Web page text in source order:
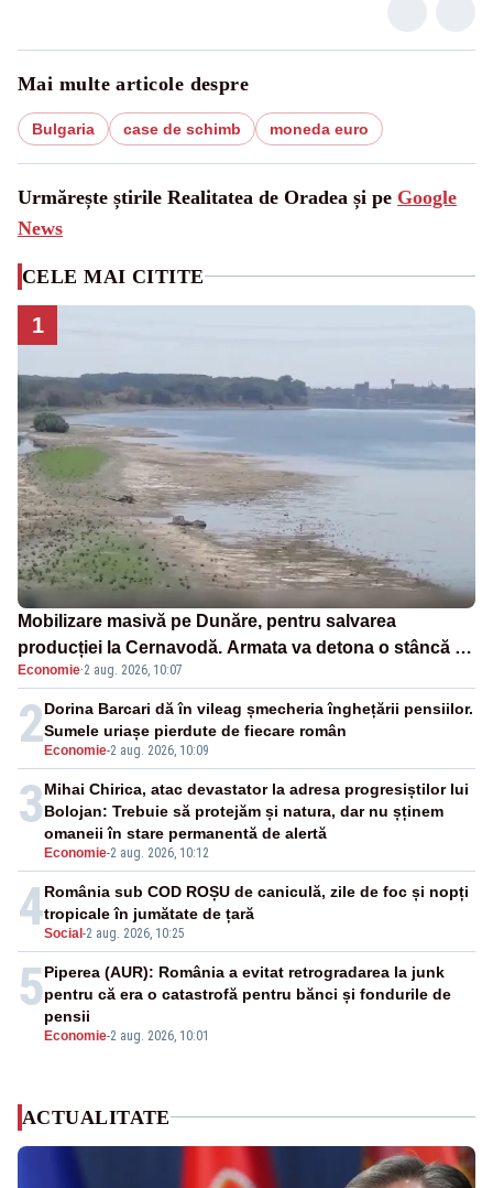
Mai multe articole despre
Bulgaria case de schimb moneda euro
Urmărește știrile Realitatea de Oradea și pe Google
News
CELE MAI CITITE
1
Mobilizare masivă pe Dunăre, pentru salvarea
producției la Cernavodă. Armata va detona o stâncă și
va devia apa fluviului - IMAGINI AERIENE
Economie·2 aug. 2026, 10:07
2 Economie-2 aug. 2026, 10:09
Dorina Barcari dă în vileag șmecheria înghețării pensiilor.
Sumele uriașe pierdute de fiecare român
3
Economie-2 aug. 2026, 10:12
Mihai Chirica, atac devastator la adresa progresiștilor lui
Bolojan: Trebuie să protejăm și natura, dar nu șținem
omaneii în stare permanentă de alertă
4Social -2 aug. 2026, 10:25
România sub COD ROȘU de caniculă, zile de foc și nopți
tropicale în jumătate de țară
5
Economie-2 aug. 2026, 10:01
Piperea (AUR): România a evitat retrogradarea la junk
pentru că era o catastrofă pentru bănci și fondurile de
pensii
ACTUALITATE